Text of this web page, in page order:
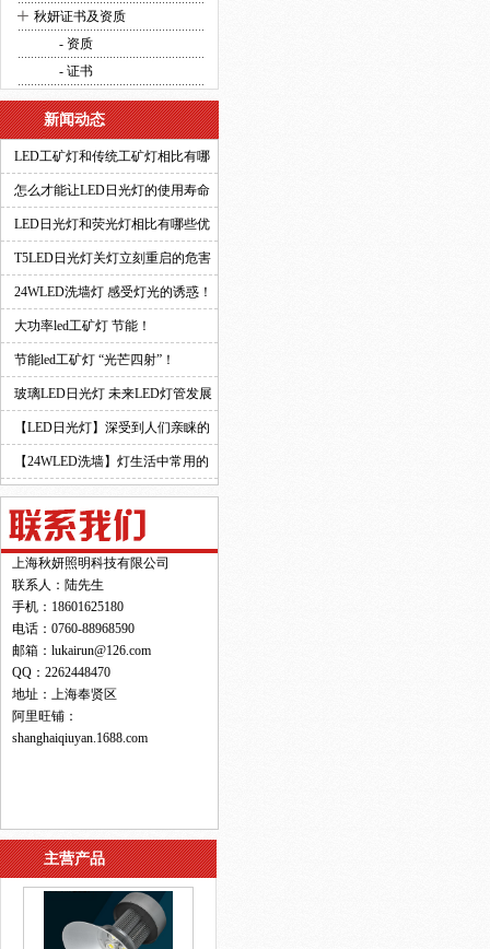
+ 秋妍证书及资质
- 资质
- 证书
新闻动态
LED工矿灯和传统工矿灯相比有哪
些优势？
怎么才能让LED日光灯的使用寿命
更长？
LED日光灯和荧光灯相比有哪些优
势？
T5LED日光灯关灯立刻重启的危害
有多大？
24WLED洗墙灯 感受灯光的诱惑！
大功率led工矿灯 节能！
节能led工矿灯 “光芒四射”！
玻璃LED日光灯 未来LED灯管发展
的新趋势！
【LED日光灯】深受到人们亲睐的
原因！
【24WLED洗墙】灯生活中常用的
灯具之一！
上海秋妍照明科技有限公司
联系人：陆先生
手机：18601625180
电话：0760-88968590
邮箱：lukairun@126.com
QQ：2262448470
地址：上海奉贤区
阿里旺铺：
shanghaiqiuyan.1688.com
主营产品